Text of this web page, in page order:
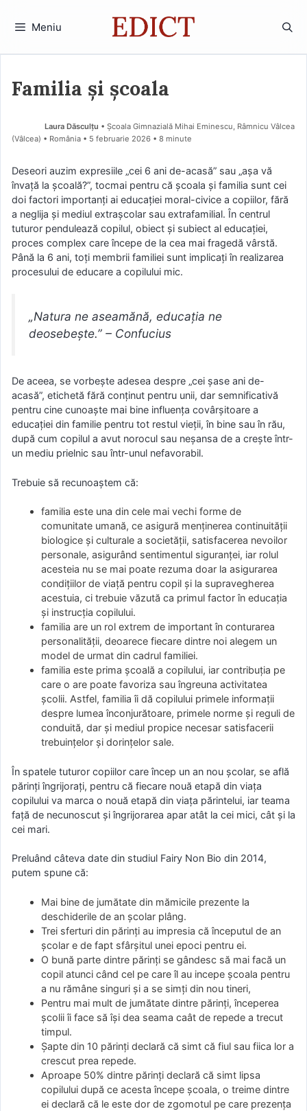
Meniu
Familia și școala
Laura Dăsculțu • Școala Gimnazială Mihai Eminescu, Râmnicu Vâlcea
(Vâlcea) • România
5 februarie 2026 • 8 minute
Deseori auzim expresiile „cei 6 ani de-acasă” sau „așa vă
învață la școală?”, tocmai pentru că școala şi familia sunt cei
doi factori importanți ai educaţiei moral-civice a copiilor, fără
a neglija şi mediul extraşcolar sau extrafamilial. În centrul
tuturor pendulează copilul, obiect şi subiect al educaţiei,
proces complex care începe de la cea mai fragedă vârstă.
Până la 6 ani, toţi membrii familiei sunt implicaţi în realizarea
procesului de educare a copilului mic.
„Natura ne aseamănă, educația ne
deosebește.” – Confucius
De aceea, se vorbeşte adesea despre „cei şase ani de-
acasă”, etichetă fără conţinut pentru unii, dar semnificativă
pentru cine cunoaşte mai bine influenţa covârşitoare a
educaţiei din familie pentru tot restul vieţii, în bine sau în rău,
după cum copilul a avut norocul sau neşansa de a creşte într-
un mediu prielnic sau într-unul nefavorabil.
Trebuie să recunoaștem că:
familia este una din cele mai vechi forme de
comunitate umană, ce asigură menţinerea continuităţii
biologice şi culturale a societăţii, satisfacerea nevoilor
personale, asigurând sentimentul siguranţei, iar rolul
acesteia nu se mai poate rezuma doar la asigurarea
condiţiilor de viaţă pentru copil şi la supravegherea
acestuia, ci trebuie văzută ca primul factor în educaţia
şi instrucţia copilului.
familia are un rol extrem de important în conturarea
personalităţii, deoarece fiecare dintre noi alegem un
model de urmat din cadrul familiei.
familia este prima şcoală a copilului, iar contribuţia pe
care o are poate favoriza sau îngreuna activitatea
şcolii. Astfel, familia îi dă copilului primele informaţii
despre lumea înconjurătoare, primele norme şi reguli de
conduită, dar şi mediul propice necesar satisfacerii
trebuinţelor şi dorinţelor sale.
În spatele tuturor copiilor care încep un an nou școlar, se află
părinți îngrijorați, pentru că fiecare nouă etapă din viața
copilului va marca o nouă etapă din viața părintelui, iar teama
față de necunoscut și îngrijorarea apar atât la cei mici, cât și la
cei mari.
Preluând câteva date din studiul Fairy Non Bio din 2014,
putem spune că:
Mai bine de jumătate din mămicile prezente la
deschiderile de an școlar plâng.
Trei sferturi din părinți au impresia că începutul de an
școlar e de fapt sfârșitul unei epoci pentru ei.
O bună parte dintre părinți se gândesc să mai facă un
copil atunci când cel pe care îl au incepe școala pentru
a nu rămâne singuri și a se simți din nou tineri,
Pentru mai mult de jumătate dintre părinți, începerea
școlii îi face să își dea seama caât de repede a trecut
timpul.
Șapte din 10 părinți declară că simt că fiul sau fiica lor a
crescut prea repede.
Aproape 50% dintre părinți declară că simt lipsa
copilului după ce acesta începe școala, o treime dintre
ei declară că le este dor de zgomotul pe care prezența